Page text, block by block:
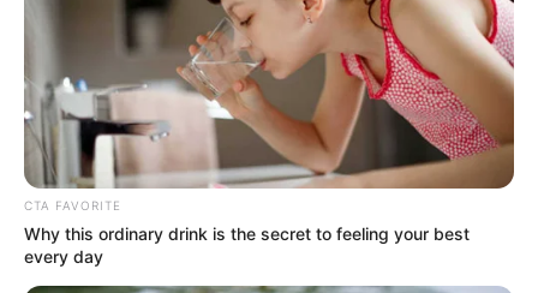
Tinggi, Berat & Penampilan Fisik
Tinggi: 163 cm
Berat: – kg
Golongan Darah: O
Warna Rambut: –
CTA FAVORITE
Why this ordinary drink is the secret to feeling your best
every day